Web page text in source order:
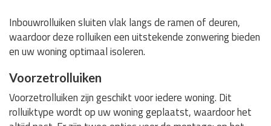
Inbouwrolluiken sluiten vlak langs de ramen of deuren,
waardoor deze rolluiken een uitstekende zonwering bieden
en uw woning optimaal isoleren.
Voorzetrolluiken
Voorzetrolluiken zijn geschikt voor iedere woning. Dit
rolluiktype wordt op uw woning geplaatst, waardoor het